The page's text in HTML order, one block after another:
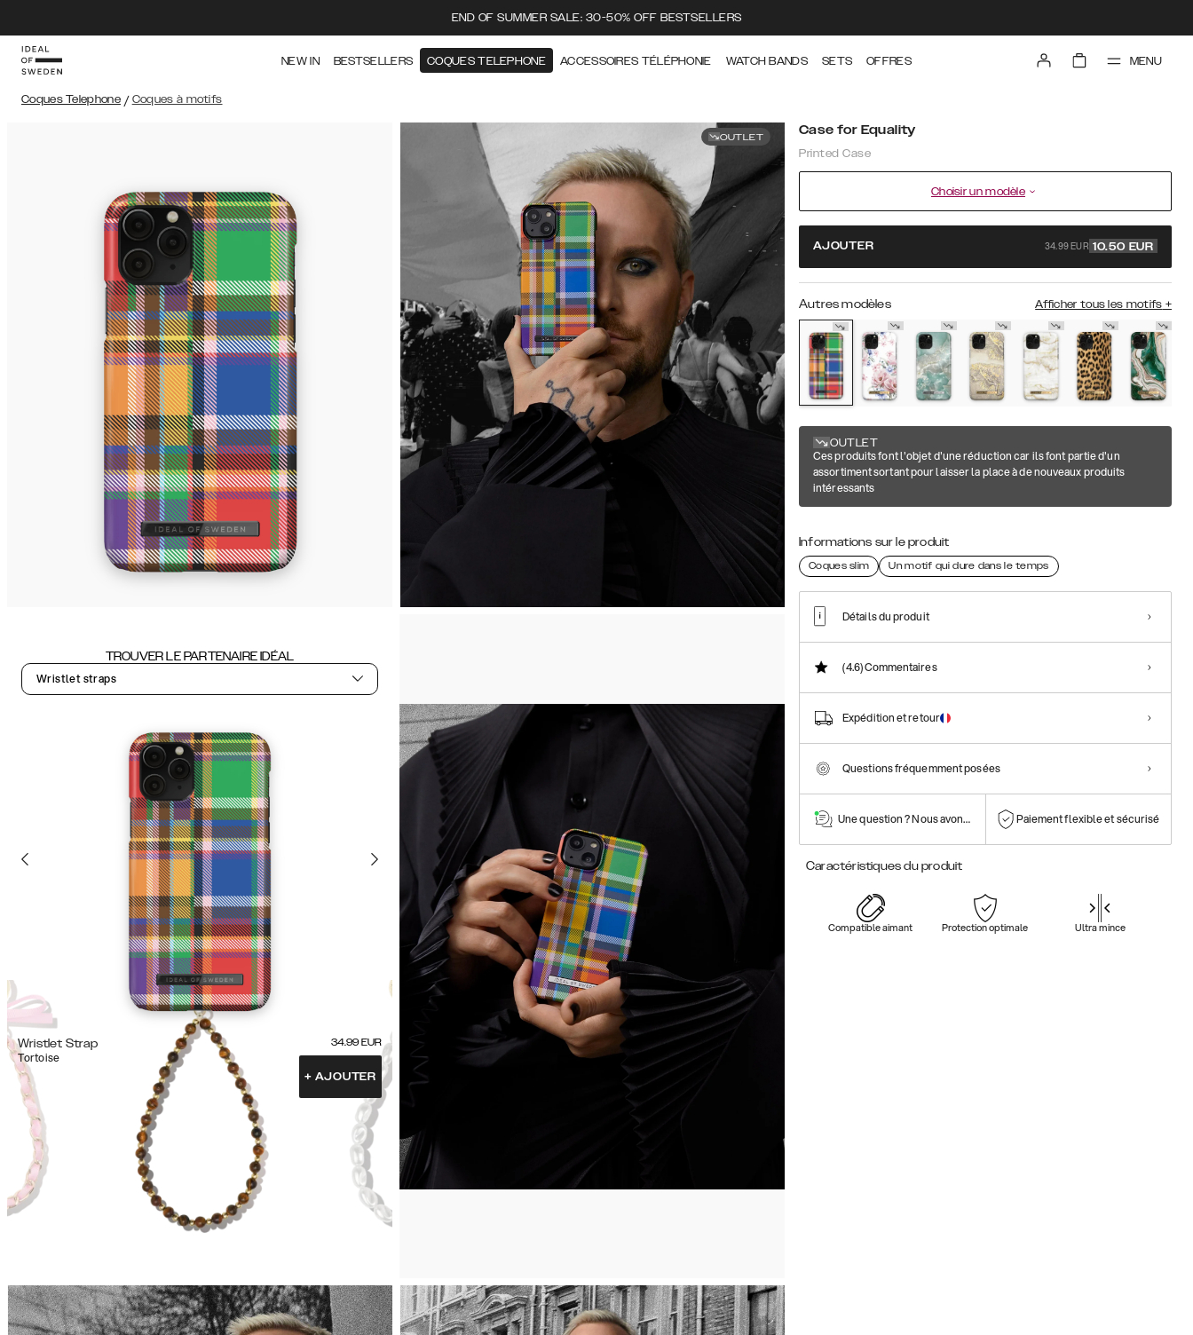
END OF SUMMER SALE: 30-50% OFF BESTSELLERS
NEW IN BESTSELLERS COQUES TELEPHONE ACCESSOIRES TÉLÉPHONIE WATCH BANDS SETS OFFRES MENU
Coques Telephone / Coques à motifs
OUTLET
TROUVER LE PARTENAIRE IDÉAL
Wristlet straps
Wristlet Strap
Tortoise
34.99 EUR
+ AJOUTER
Case for Equality
Printed Case
Choisir un modèle
AJOUTER 34.99 EUR 10.50 EUR
Autres modèles Afficher tous les motifs +
OUTLET
Ces produits font l'objet d'une réduction car ils font partie d'un
assortiment sortant pour laisser la place à de nouveaux produits
intéressants
Informations sur le produit
Coques slim Un motif qui dure dans le temps
Détails du produit
(4.6)Commentaires
Expédition et retour
Questions fréquemment posées
Une question ? Nous avons la réponse !Paiement flexible et sécurisé
Caractéristiques du produit
Compatible aimant Protection optimale Ultra mince